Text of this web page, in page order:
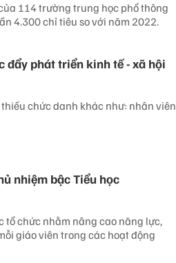
114 trường trung học phổ thông
4.300 chỉ tiêu so với năm 2022.
đẩy phát triển kinh tế - xã hội
chức danh khác như: nhân viên
nhiệm bậc Tiểu học
tổ chức nhằm nâng cao năng lực,
giáo viên trong các hoạt động